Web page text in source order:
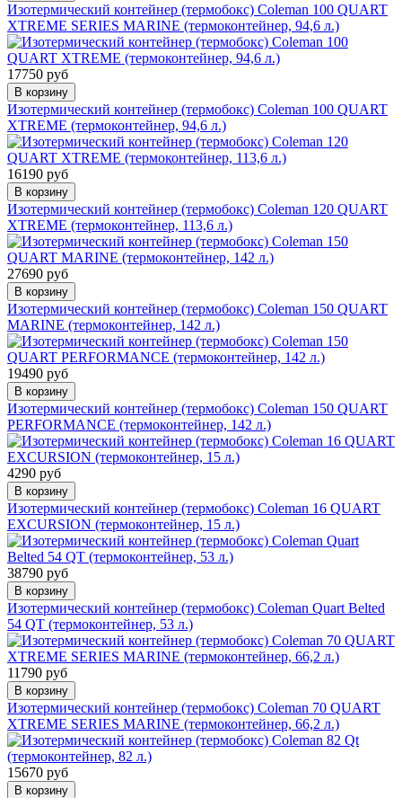
Изотермический контейнер (термобокс) Coleman 100 QUART
XTREME SERIES MARINE (термоконтейнер, 94,6 л.)
17750 руб
В корзину
Изотермический контейнер (термобокс) Coleman 100 QUART
XTREME (термоконтейнер, 94,6 л.)
16190 руб
В корзину
Изотермический контейнер (термобокс) Coleman 120 QUART
XTREME (термоконтейнер, 113,6 л.)
27690 руб
В корзину
Изотермический контейнер (термобокс) Coleman 150 QUART
MARINE (термоконтейнер, 142 л.)
19490 руб
В корзину
Изотермический контейнер (термобокс) Coleman 150 QUART
PERFORMANCE (термоконтейнер, 142 л.)
4290 руб
В корзину
Изотермический контейнер (термобокс) Coleman 16 QUART
EXCURSION (термоконтейнер, 15 л.)
38790 руб
В корзину
Изотермический контейнер (термобокс) Coleman Quart Belted
54 QT (термоконтейнер, 53 л.)
11790 руб
В корзину
Изотермический контейнер (термобокс) Coleman 70 QUART
XTREME SERIES MARINE (термоконтейнер, 66,2 л.)
15670 руб
В корзину